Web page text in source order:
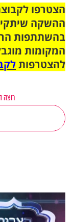
ההשקה
בהשתתפות
המקומות
להצטרפות
רוצה